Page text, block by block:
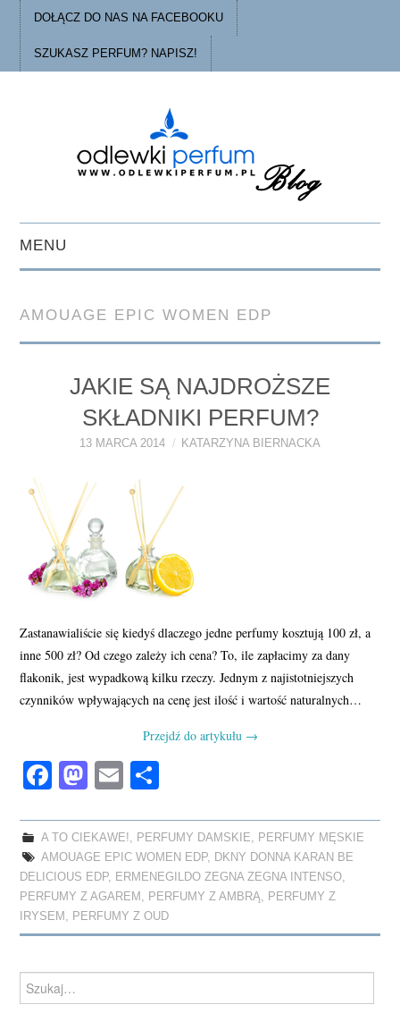
DOŁĄCZ DO NAS NA FACEBOOKU
SZUKASZ PERFUM? NAPISZ!
MENU
O ODLEWKACH
PERFUMY FAQ
SKLEP
AMOUAGE EPIC WOMEN EDP
JAKIE SĄ NAJDROŻSZE
SKŁADNIKI PERFUM?
13 MARCA 2014 KATARZYNA BIERNACKA
Zastanawialiście się kiedyś dlaczego jedne perfumy kosztują 100 zł, a
inne 500 zł? Od czego zależy ich cena? To, ile zapłacimy za dany
flakonik, jest wypadkową kilku rzeczy. Jednym z najistotniejszych
czynników wpływających na cenę jest ilość i wartość naturalnych…
Przejdź do artykułu →
Fa
ce
bo
ok
M
as
to
do
n
E
m
ailre
A TO CIEKAWE! PERFUMY DAMSKIE
PERFUMY MĘSKIE
AMOUAGE EPIC WOMEN EDP,
DKNY DONNA KARAN BE
DELICIOUS EDP, ERMENEGILDO ZEGNA ZEGNA INTENSO
PERFUMY Z AGAREM
PERFUMY Z AMBRĄ
PERFUMY Z
IRYSEM
PERFUMY Z OUD
for: